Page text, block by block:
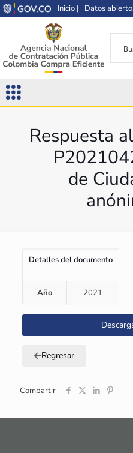
Inicio | Datos
Respuesta
de
Detalles del documento
Año 2021
Regresar
Compartir